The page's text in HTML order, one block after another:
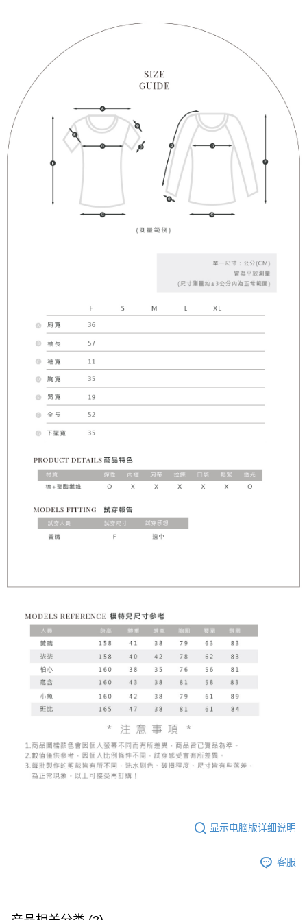
显示电脑版详细说明
客服